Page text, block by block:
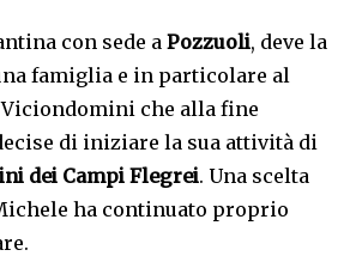
con sede a Pozzuoli, deve la
famiglia e in particolare al
che alla fine
di iniziare la sua attività di
dei Campi Flegrei. Una scelta
ha continuato proprio